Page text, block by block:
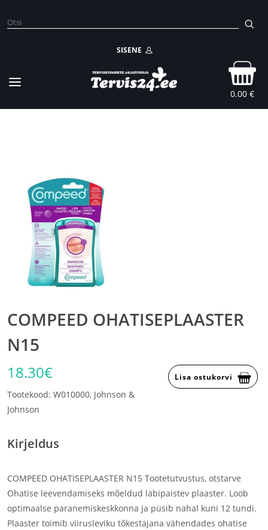
SISENE
0.00 €
COMPEED OHATISEPLAASTER
N15
18.30€ Lisa ostukorvi
Tootekood: W010000, Johnson &
Johnson
Kirjeldus
COMPEED OHATISEPLAASTER N15 Tootetutvustus, otstarve
Ohatise leevendamiseks mõeldud läbipaistev plaaster. Loob
optimaalse paranemiskeskkonna ja püsib nahal kuni 12 tundi.
Plaaster toimib viirusleviku tõkestajana vähendades ohatise